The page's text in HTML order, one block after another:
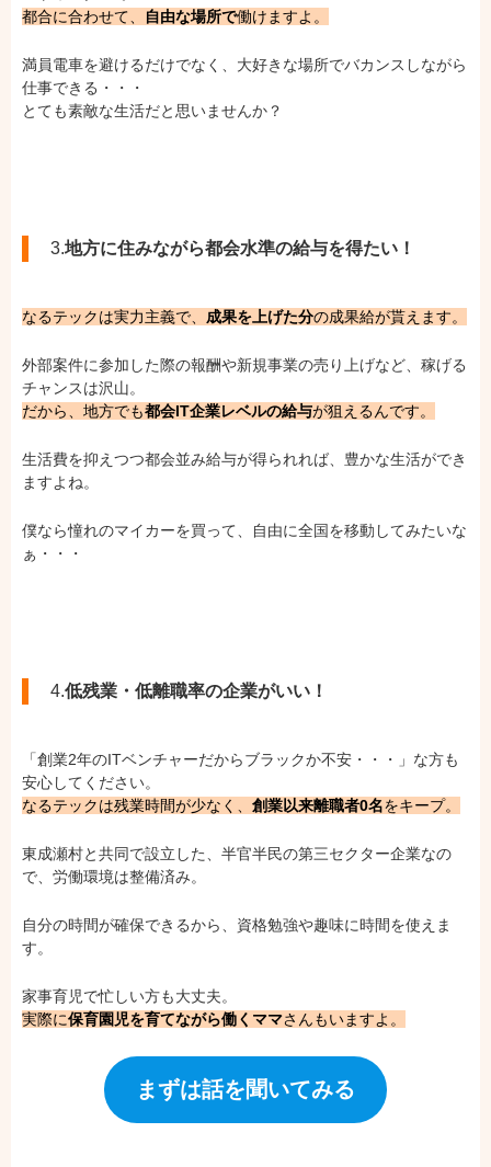
都合に合わせて、
自由な場所で働けますよ。
満員電車を避けるだけでなく、大好きな場所でバカンスしながら
仕事できる・・・
とても素敵な生活だと思いませんか？
3.地方に住みながら都会水準の給与を得たい！
なるテックは実力主義で、 成果を上げた分の成果給が貰えます。
外部案件に参加した際の報酬や新規事業の売り上げなど、稼げる
チャンスは沢山。
だから、地方でも都会IT企業レベルの給与が狙えるんです。
生活費を抑えつつ都会並み給与が得られれば、豊かな生活ができ
ますよね。
僕なら憧れのマイカーを買って、自由に全国を移動してみたいな
ぁ・・・
4.低残業・低離職率の企業がいい！
「創業2年のITベンチャーだからブラックか不安・・・」な方も
安心してください。
なるテックは残業時間が少なく、 創業以来離職者0名をキープ。
東成瀬村と共同で設立した、半官半民の第三セクター企業なの
で、労働環境は整備済み。
自分の時間が確保できるから、資格勉強や趣味に時間を使えま
す。
家事育児で忙しい方も大丈夫。
実際に保育園児を育てながら働くママさんもいますよ。
まずは話を聞いてみる